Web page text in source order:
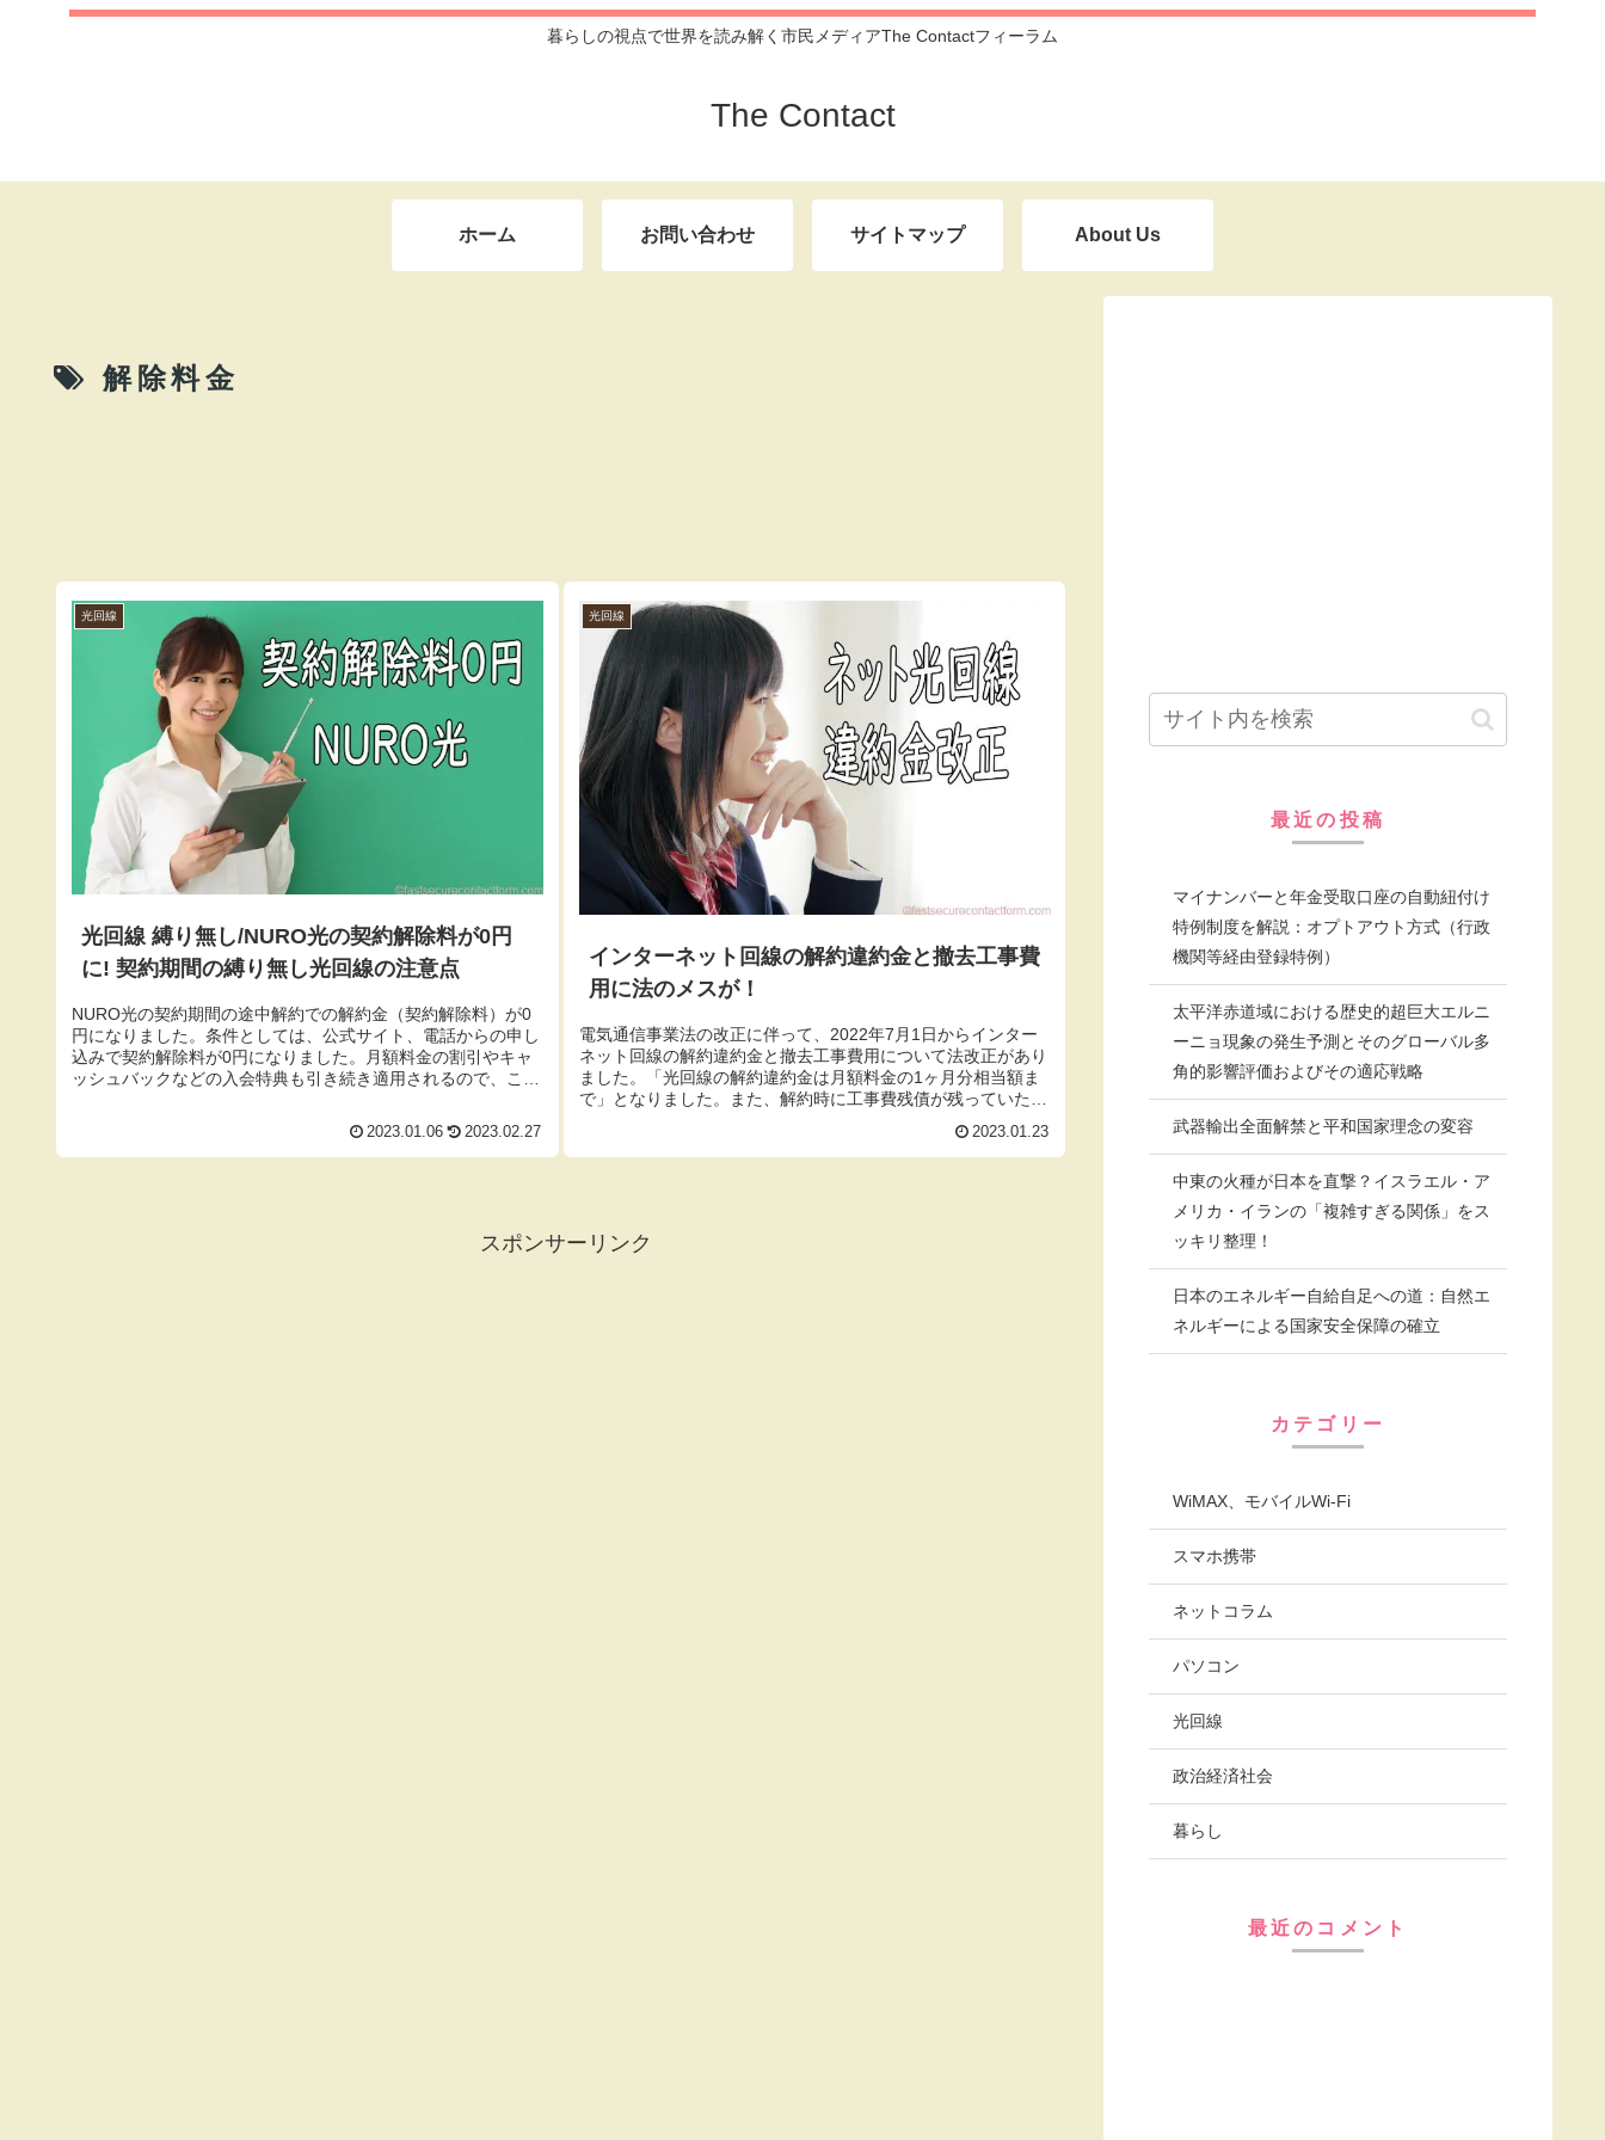
暮らしの視点で世界を読み解く市民メディアThe Contactフィーラム
The Contact
ホーム お問い合わせ サイトマップ About Us
解除料金
光回線
光回線 縛り無し/NURO光の契約解除料が0円
に! 契約期間の縛り無し光回線の注意点
NURO光の契約期間の途中解約での解約金（契約解除料）が0
円になりました。条件としては、公式サイト、電話からの申し
込みで契約解除料が0円になりました。月額料金の割引やキャ
ッシュバックなどの入会特典も引き続き適用されるので、これ
2023.01.06 2023.02.27
光回線
インターネット回線の解約違約金と撤去工事費
用に法のメスが！
電気通信事業法の改正に伴って、2022年7月1日からインター
ネット回線の解約違約金と撤去工事費用について法改正があり
ました。「光回線の解約違約金は月額料金の1ヶ月分相当額ま
で」となりました。また、解約時に工事費残債が残っていた場
2023.01.23
スポンサーリンク
最近の投稿
マイナンバーと年金受取口座の自動紐付け
特例制度を解説：オプトアウト方式（行政
機関等経由登録特例）
太平洋赤道域における歴史的超巨大エルニ
ーニョ現象の発生予測とそのグローバル多
角的影響評価およびその適応戦略
武器輸出全面解禁と平和国家理念の変容
中東の火種が日本を直撃？イスラエル・ア
メリカ・イランの「複雑すぎる関係」をス
ッキリ整理！
日本のエネルギー自給自足への道：自然エ
ネルギーによる国家安全保障の確立
カテゴリー
WiMAX、モバイルWi-Fi
スマホ携帯
ネットコラム
パソコン
光回線
政治経済社会
暮らし
最近のコメント